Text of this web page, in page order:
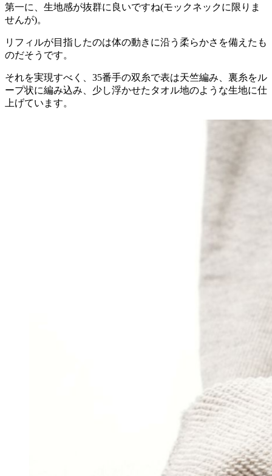
第一に、生地感が抜群に良いですね(モックネックに限りま
せんが)。
リフィルが目指したのは体の動きに沿う柔らかさを備えたも
のだそうです。
それを実現すべく、35番手の双糸で表は天竺編み、裏糸をル
ープ状に編み込み、少し浮かせたタオル地のような生地に仕
上げています。